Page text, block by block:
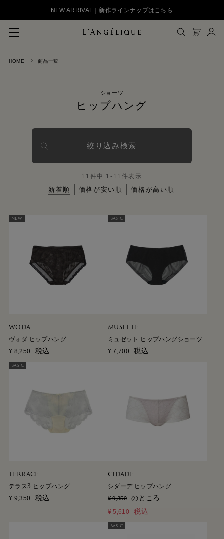
NEW ARRIVAL｜新作ラインナップはこちら
CLOSE
HOME 商品一覧
ショーツ
ヒップハング
絞り込み検索
11 件中 1 - 11 件表示
新着順 価格が安い順 価格が高い順
NEW
WODA
ヴォダ ヒップハング
¥ 8,250 税込
BASIC
MUSETTE
ミュゼット ヒップハングショーツ
¥ 7,700 税込
BASIC
TERRACE
テラス3 ヒップハング
¥ 9,350 税込
CIDADE
シダーデ ヒップハング
¥ 9,350 のところ
¥ 5,610 税込
BASIC